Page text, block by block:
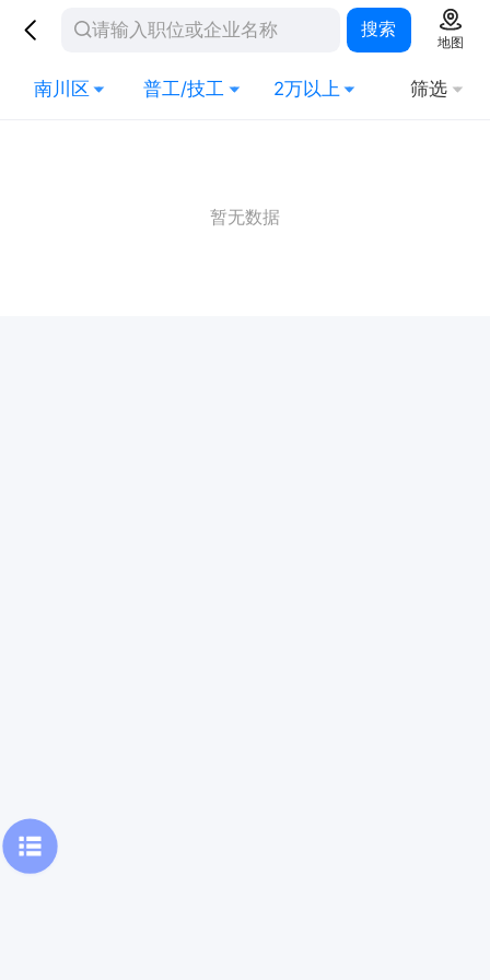
搜索
地图
南川区 普工/技工 2万以上 筛选
暂无数据